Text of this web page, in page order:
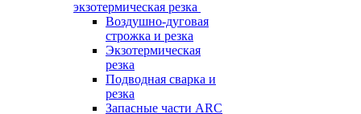
экзотермическая резка
Воздушно-дуговая
строжка и резка
Экзотермическая
резка
Подводная сварка и
резка
Запасные части ARC